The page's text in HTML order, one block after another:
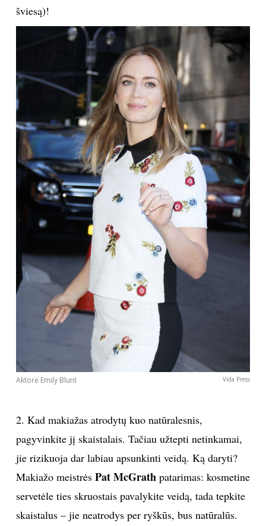
Sekite mus:
PRENUMERUOK
NAUJIENLAIŠKĮ
Prenumeruodami portalą,
Jūs sutinkate su
taisyklėmis
šviesą)!
Aktorė Emily Blunt Vida Press
2. Kad makiažas atrodytų kuo natūralesnis,
pagyvinkite jį skaistalais. Tačiau užtepti netinkamai,
jie rizikuoja dar labiau apsunkinti veidą. Ką daryti?
Makiažo meistrės Pat McGrath patarimas: kosmetine
servetėle ties skruostais pavalykite veidą, tada tepkite
skaistalus – jie neatrodys per ryškūs, bus natūralūs.